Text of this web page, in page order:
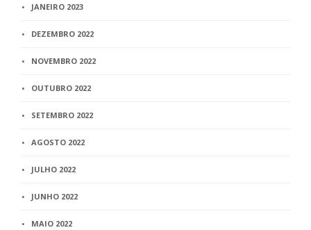
JANEIRO 2023
DEZEMBRO 2022
NOVEMBRO 2022
OUTUBRO 2022
SETEMBRO 2022
AGOSTO 2022
JULHO 2022
JUNHO 2022
MAIO 2022